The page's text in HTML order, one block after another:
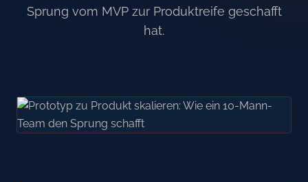
Sprung vom MVP zur Produktreife geschafft
hat.